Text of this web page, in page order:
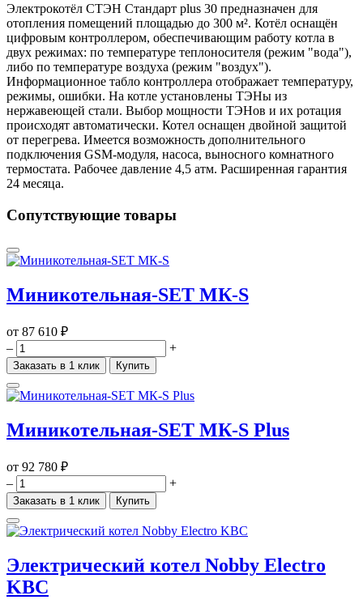
Электрокотёл СТЭН Стандарт plus 30 предназначен для
отопления помещений площадью до 300 м². Котёл оснащён
цифровым контроллером, обеспечивающим работу котла в
двух режимах: по температуре теплоносителя (режим "вода"),
либо по температуре воздуха (режим "воздух").
Информационное табло контроллера отображает температуру,
режимы, ошибки. На котле установлены ТЭНы из
нержавеющей стали. Выбор мощности ТЭНов и их ротация
происходят автоматически. Котел оснащен двойной защитой
от перегрева. Имеется возможность дополнительного
подключения GSM-модуля, насоса, выносного комнатного
термостата. Рабочее давление 4,5 атм. Расширенная гарантия
24 месяца.
Сопутствующие товары
Миникотельная-SET МК-S
от 87 610 ₽
–
+
Заказать в 1 клик Купить
Миникотельная-SET МК-S Plus
от 92 780 ₽
–
+
Заказать в 1 клик Купить
Электрический котел Nobby Electro
KBC